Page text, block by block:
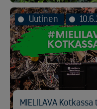
Uutinen
MIELILAVA